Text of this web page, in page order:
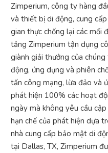
Zimperium, công ty hàng
và thiết bị di động, cung
gian thực chống lại các mối
tảng Zimperium tận dụng
giành giải thưởng của
động, ứng dụng và phiên
tấn công mạng, lừa đảo và
phát hiện 100% các hoạt
ngày mà không yêu cầu
hạn chế của phát hiện dựa
nhà cung cấp bảo mật di
tại Dallas, TX, Zimperium